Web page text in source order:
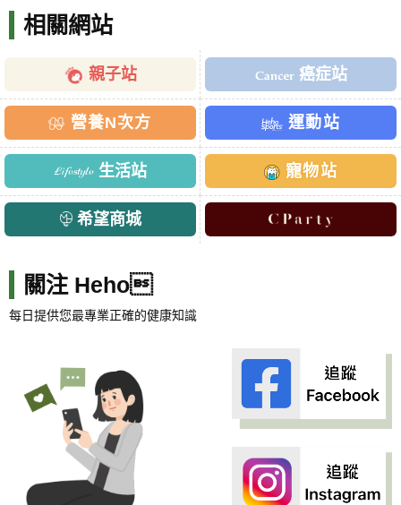
相關網站
親子站 癌症站
營養N次方 運動站
生活站 寵物站
希望商城
關注 Heho
每日提供您最專業正確的健康知識